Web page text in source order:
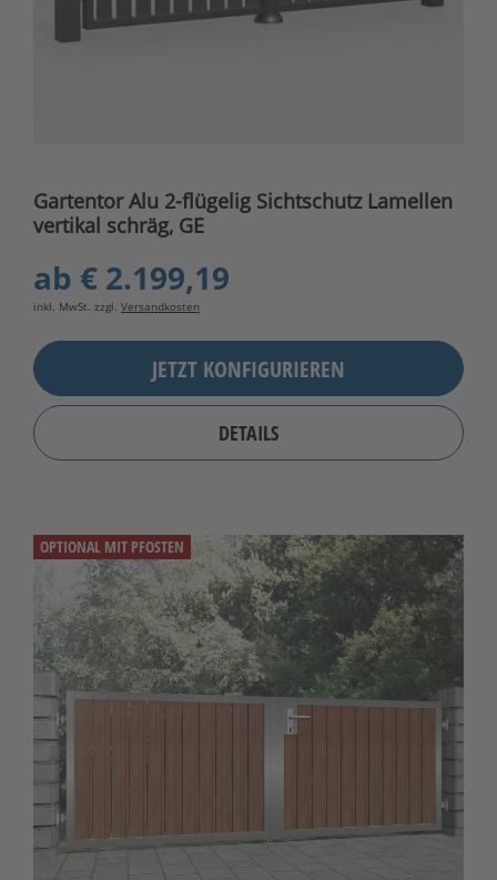
Gartentor Alu 2-flügelig Sichtschutz Lamellen
vertikal schräg, GE
ab € 2.199,19
inkl. MwSt. zzgl. Versandkosten
JETZT KONFIGURIEREN
DETAILS
OPTIONAL MIT PFOSTEN